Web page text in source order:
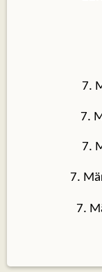
7.
7.
7.
7.
7.